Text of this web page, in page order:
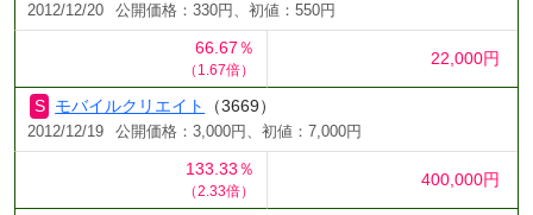
2012/12/20 公開価格：330円、初値：550円
66.67％
（1.67倍）
22,000円
モバイルクリエイト （3669）
2012/12/19 公開価格：3,000円、初値：7,000円
133.33％
（2.33倍）
400,000円